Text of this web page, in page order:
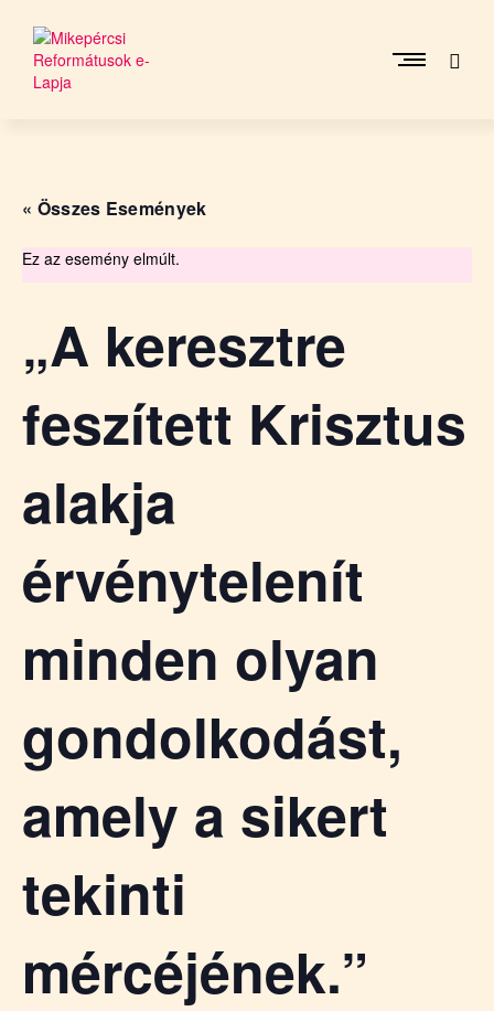
content
p
r
R
e
f
o
á
t
u
s
o
e
-
a
p
j
« Összes Események
Ez az esemény elmúlt.
„A keresztre
feszített Krisztus
alakja
érvénytelenít
minden olyan
gondolkodást,
amely a sikert
tekinti
mércéjének.”